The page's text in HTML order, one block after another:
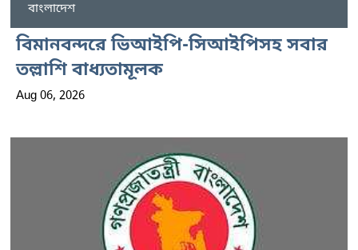
বাংলাদেশ
বিমানবন্দরে ভিআইপি-সিআইপিসহ সবার
তল্লাশি বাধ্যতামূলক
Aug 06, 2026